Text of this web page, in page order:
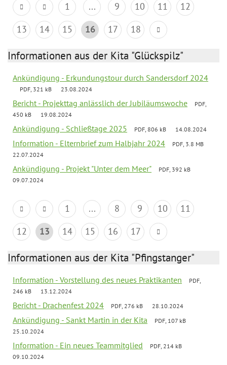
1 ... 9 10 11
12
13
14 15 16 17 18
Informationen aus der Kita "Glückspilz"
Ankündigung - Erkundungstour durch Sandersdorf 2024
PDF, 321 kB 23.08.2024
Bericht - Projekttag anlässlich der Jubiläumswoche
PDF,
450 kB
19.08.2024
Ankündigung - Schließtage 2025 PDF, 806 kB 14.08.2024
Information - Elternbrief zum Halbjahr 2024
PDF, 3.8 MB
22.07.2024
Ankündigung - Projekt "Unter dem Meer"
PDF, 392 kB
09.07.2024
1 ... 8 9 10
11
12
13 14 15 16 17
Informationen aus der Kita "Pfingstanger"
Information - Vorstellung des neues Praktikanten
PDF,
246 kB
13.12.2024
Bericht - Drachenfest 2024 PDF, 276 kB 28.10.2024
Ankündigung - Sankt Martin in der Kita
PDF, 107 kB
25.10.2024
Information - Ein neues Teammitglied
PDF, 214 kB
09.10.2024